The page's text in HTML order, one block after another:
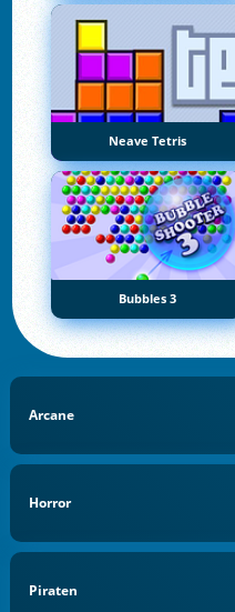
Neave Tetris
Bubbles 3
Arcane
Horror
Piraten